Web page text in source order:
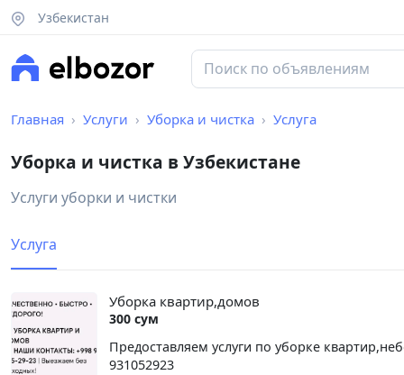
Узбекистан
Главная Услуги Уборка и чистка Услуга
Уборка и чистка в Узбекистане
Услуги уборки и чистки
Услуга
Уборка квартир,домов
300 сум
Предоставляем услуги по уборке
931052923